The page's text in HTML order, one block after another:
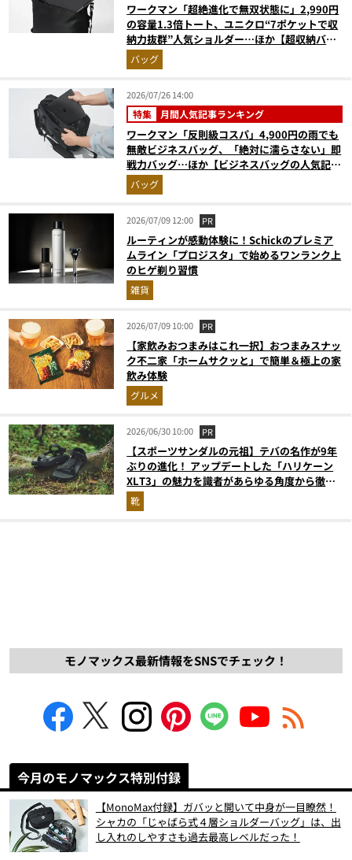
ワークマン「超絶進化で無双状態に」2,990円
の容量1.3倍トート、ユニクロ“7ポケットで収
納力抜群”人気ショルダー…ほか【超収納バッ
グの人気記事ランキングベスト3】（2026年6
月版）
バッグ
2026/07/26 14:00
特集 月間人気記事ランキング
ワークマン「反則級コスパ」4,900円の雨でも
無敵ビジネスバッグ、「絶対に濡らさない」即
戦力バッグ…ほか【ビジネスバッグの人気記事
ランキングベスト3】（2026年6月版）
バッグ
2026/07/09 12:00 PR
ルーティンが感動体験に！Schickのプレミア
ムライン「プロジスタ」で始めるワンランク上
のヒゲ剃り習慣
雑貨
2026/07/09 10:00 PR
【家飲みおつまみはこれ一択】おつまみスナッ
ク不二家「ホームサクッと」で簡単＆極上の家
飲み体験
グルメ
2026/06/30 10:00 PR
【スポーツサンダルの元祖】テバの名作が9年
ぶりの進化！ アップデートした「ハリケーン
XLT3」の魅力を識者があらゆる角度から徹底
解説！
靴
モノマックス最新情報をSNSでチェック！
今月のモノマックス特別付録
【MonoMax付録】ガバッと開いて中身が一目瞭然！
シャカの「じゃばら式４層ショルダーバッグ」は、出
し入れのしやすさも過去最高レベルだった！